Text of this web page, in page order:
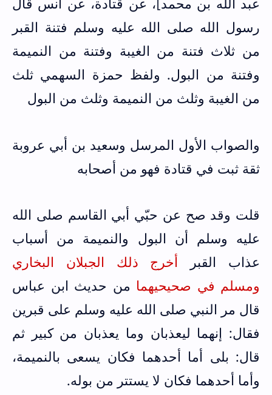
عبد الله بن محمد]، عن قتادة، عن أنس قال
رسول الله صلى الله عليه وسلم فتنة القبر
من ثلاث فتنة من الغيبة وفتنة من النميمة
وفتنة من البول. ولفظ حمزة السهمي ثلث
من الغيبة وثلث من النميمة وثلث من البول
والصواب الأول المرسل وسعيد بن أبي عروبة
ثقة ثبت في قتادة فهو من أصحابه
قلت وقد صح عن حبّي أبي القاسم صلى الله
عليه وسلم أن البول والنميمة من أسباب
عذاب القبر أخرج ذلك الجبلان البخاري
ومسلم في صحيحيهما من حديث ابن عباس
قال مر النبي صلى الله عليه وسلم على قبرين
فقال: إنهما ليعذبان وما يعذبان من كبير ثم
قال: بلى أما أحدهما فكان يسعى بالنميمة،
وأما أحدهما فكان لا يستتر من بوله.